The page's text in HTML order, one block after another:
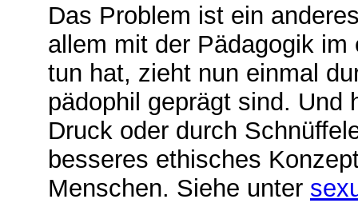
Das Problem ist ein
allem mit der Pädagogik
tun hat, zieht nun einmal
pädophil geprägt sind. Und
Druck oder durch
besseres ethisches
Menschen. Siehe unter